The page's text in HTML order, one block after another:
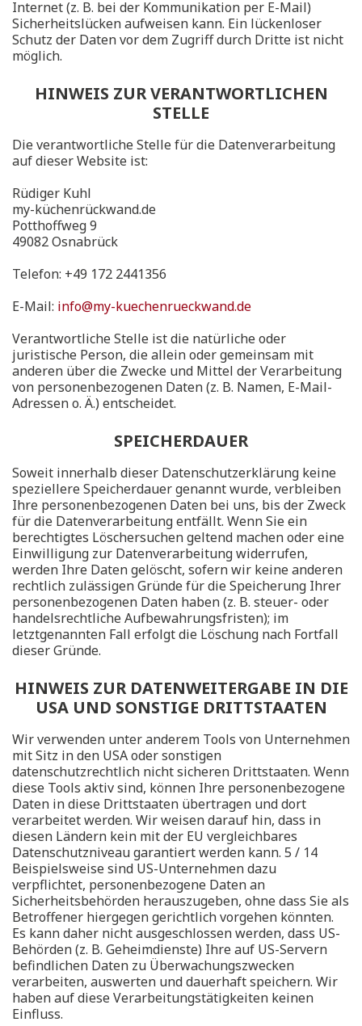
Internet (z. B. bei der Kommunikation per E-Mail)
Sicherheitslücken aufweisen kann. Ein lückenloser
Schutz der Daten vor dem Zugriff durch Dritte ist nicht
möglich.
HINWEIS ZUR VERANTWORTLICHEN
STELLE
Die verantwortliche Stelle für die Datenverarbeitung
auf dieser Website ist:
Rüdiger Kuhl
my-küchenrückwand.de
Potthoffweg 9
49082 Osnabrück
Telefon: +49 172 2441356
E-Mail: info@my-kuechenrueckwand.de
Verantwortliche Stelle ist die natürliche oder
juristische Person, die allein oder gemeinsam mit
anderen über die Zwecke und Mittel der Verarbeitung
von personenbezogenen Daten (z. B. Namen, E-Mail-
Adressen o. Ä.) entscheidet.
SPEICHERDAUER
Soweit innerhalb dieser Datenschutzerklärung keine
speziellere Speicherdauer genannt wurde, verbleiben
Ihre personenbezogenen Daten bei uns, bis der Zweck
für die Datenverarbeitung entfällt. Wenn Sie ein
berechtigtes Löschersuchen geltend machen oder eine
Einwilligung zur Datenverarbeitung widerrufen,
werden Ihre Daten gelöscht, sofern wir keine anderen
rechtlich zulässigen Gründe für die Speicherung Ihrer
personenbezogenen Daten haben (z. B. steuer- oder
handelsrechtliche Aufbewahrungsfristen); im
letztgenannten Fall erfolgt die Löschung nach Fortfall
dieser Gründe.
HINWEIS ZUR DATENWEITERGABE IN DIE
USA UND SONSTIGE DRITTSTAATEN
Wir verwenden unter anderem Tools von Unternehmen
mit Sitz in den USA oder sonstigen
datenschutzrechtlich nicht sicheren Drittstaaten. Wenn
diese Tools aktiv sind, können Ihre personenbezogene
Daten in diese Drittstaaten übertragen und dort
verarbeitet werden. Wir weisen darauf hin, dass in
diesen Ländern kein mit der EU vergleichbares
Datenschutzniveau garantiert werden kann. 5 / 14
Beispielsweise sind US-Unternehmen dazu
verpflichtet, personenbezogene Daten an
Sicherheitsbehörden herauszugeben, ohne dass Sie als
Betroffener hiergegen gerichtlich vorgehen könnten.
Es kann daher nicht ausgeschlossen werden, dass US-
Behörden (z. B. Geheimdienste) Ihre auf US-Servern
befindlichen Daten zu Überwachungszwecken
verarbeiten, auswerten und dauerhaft speichern. Wir
haben auf diese Verarbeitungstätigkeiten keinen
Einfluss.